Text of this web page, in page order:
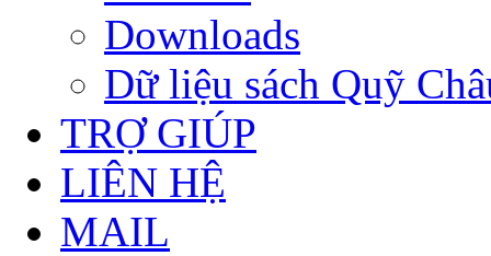
Downloads
Dữ liệu sách Quỹ
TRỢ GIÚP
LIÊN HỆ
MAIL